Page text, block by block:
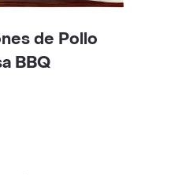
de Pollo
BBQ